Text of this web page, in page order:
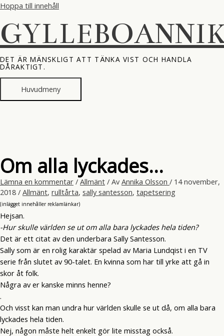
Hoppa till innehåll
DET ÄR MÄNSKLIGT ATT TÄNKA VIST OCH HANDLA
DÅRAKTIGT.
Huvudmeny
Om alla lyckades…
Lämna en kommentar / Allmänt / Av Annika Olsson / 14 november,
2018 / Allmänt, rulltårta, sally santesson, tapetsering
(inlägget innehåller reklamlänkar)
Hejsan.
-Hur skulle världen se ut om alla bara lyckades hela tiden?
Det är ett citat av den underbara Sally Santesson.
Sally som är en rolig karaktär spelad av Maria Lundqist i en TV
serie från slutet av 90-talet. En kvinna som har till yrke att gå in
skor åt folk.
Några av er kanske minns henne?
.
Och visst kan man undra hur världen skulle se ut då, om alla bara
lyckades hela tiden.
Nej, någon måste helt enkelt gör lite misstag också.